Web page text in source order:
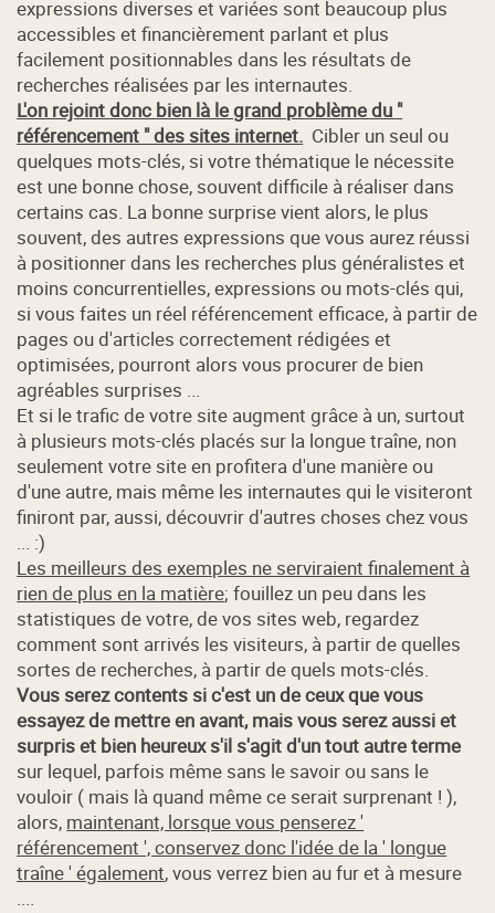
expressions diverses et variées sont beaucoup plus
accessibles et financièrement parlant et plus
facilement positionnables dans les résultats de
recherches réalisées par les internautes.
L'on rejoint donc bien là le grand problème du "
référencement " des sites internet. Cibler un seul ou
quelques mots-clés, si votre thématique le nécessite
est une bonne chose, souvent difficile à réaliser dans
certains cas. La bonne surprise vient alors, le plus
souvent, des autres expressions que vous aurez réussi
à positionner dans les recherches plus généralistes et
moins concurrentielles, expressions ou mots-clés qui,
si vous faites un réel référencement efficace, à partir de
pages ou d'articles correctement rédigées et
optimisées, pourront alors vous procurer de bien
agréables surprises ...
Et si le trafic de votre site augment grâce à un, surtout
à plusieurs mots-clés placés sur la longue traîne, non
seulement votre site en profitera d'une manière ou
d'une autre, mais même les internautes qui le visiteront
finiront par, aussi, découvrir d'autres choses chez vous
... :)
Les meilleurs des exemples ne serviraient finalement à
rien de plus en la matière; fouillez un peu dans les
statistiques de votre, de vos sites web, regardez
comment sont arrivés les visiteurs, à partir de quelles
sortes de recherches, à partir de quels mots-clés.
Vous serez contents si c'est un de ceux que vous
essayez de mettre en avant, mais vous serez aussi et
surpris et bien heureux s'il s'agit d'un tout autre terme
sur lequel, parfois même sans le savoir ou sans le
vouloir ( mais là quand même ce serait surprenant ! ),
alors, maintenant, lorsque vous penserez '
référencement ', conservez donc l'idée de la ' longue
traîne ' également, vous verrez bien au fur et à mesure
....